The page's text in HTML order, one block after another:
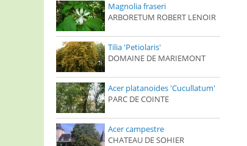
Magnolia fraseri
ARBORETUM ROBERT LENOIR
Tilia 'Petiolaris'
DOMAINE DE MARIEMONT
Acer platanoides 'Cucullatum'
PARC DE COINTE
Acer campestre
CHATEAU DE SOHIER